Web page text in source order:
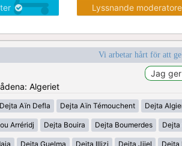
Lyssnande
Vi arbetar hårt för att
Algeriet
Dejta Aïn Defla Dejta Aïn Témouchent Dejta
Arréridj Dejta Bouira Dejta Boumerdes Dejta
Dejta Guelma Dejta Illizi Dejta Jijel Dejta